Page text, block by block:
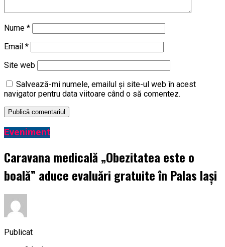
Nume *
Email *
Site web
Salvează-mi numele, emailul și site-ul web în acest
navigator pentru data viitoare când o să comentez.
Eveniment
Caravana medicală „Obezitatea este o
boală” aduce evaluări gratuite în Palas Iași
Publicat